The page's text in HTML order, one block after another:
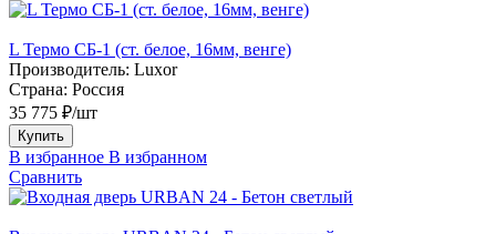
L Термо СБ-1 (ст. белое, 16мм, венге)
Производитель: Luxor
Страна: Россия
35 775 ₽/шт
Купить
В избранное В избранном
Сравнить